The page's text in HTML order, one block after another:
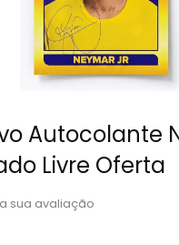
Autocolante
Livre Oferta
sua avaliação